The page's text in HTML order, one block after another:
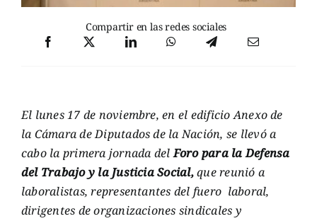
Compartir en las redes sociales
El lunes 17 de noviembre, en el edificio Anexo de
la Cámara de Diputados de la Nación, se llevó a
cabo la primera jornada delForo para la Defensa
del Trabajo y la Justicia Social,que reunió a
laboralistas, representantes del fuero laboral,
dirigentes de organizaciones sindicales y